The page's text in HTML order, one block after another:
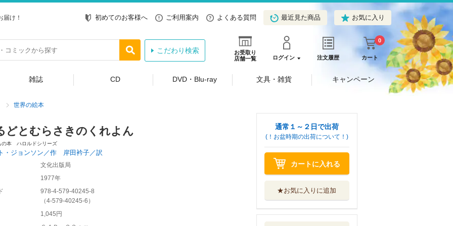
け！ 初めてのお客様へ ご利用案内 よくある質問 最近見た商品 お気に入り
お受取り
店舗一覧
ログイン 注文履歴 カート
0
こだわり検索
雑誌 CD DVD・Blu-ray 文具・雑貨 キャンペーン
世界の絵本
どとむらさきのくれよん
の本 ハロルドシリーズ
・ジョンソン／作 岸田衿子／訳
文化出版局
1977年
978-4-579-40245-8
（4-579-40245-6 ）
1,045円
通常１～２日で出荷
(！お盆時期の出荷について！)
カートに入れる
★お気に入りに追加
ドタバタ・クリス
マス